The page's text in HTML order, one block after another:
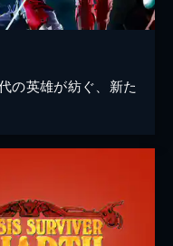
の英雄が紡ぐ、新た